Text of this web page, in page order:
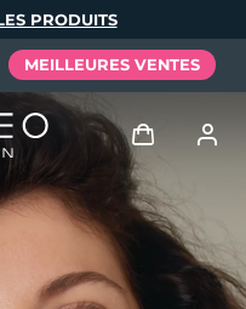
PRODUITS
MEILLEURES VENTES
Se connecter
Profil de l'utilisateur